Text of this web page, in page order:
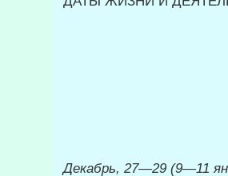
Декабрь, 27—29 (9—11